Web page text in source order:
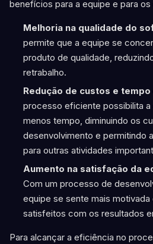
benefícios para a equipe e para
Melhoria na qualidade do
permite que a equipe se
produto de qualidade,
retrabalho.
Redução de custos e
processo eficiente possibilita
menos tempo, diminuindo os
desenvolvimento e permitindo
para outras atividades
Aumento na satisfação da
Com um processo de
equipe se sente mais
satisfeitos com os resultados
Para alcançar a eficiência no